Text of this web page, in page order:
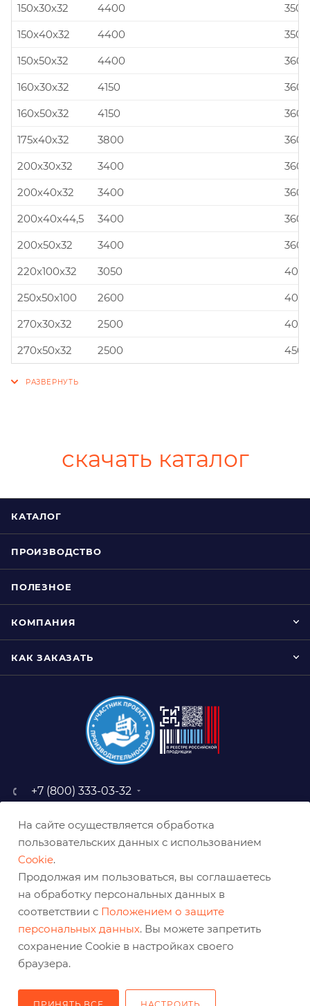
150x30x32
4400
150x40x32
4400
150x50x32
4400
160x30x32
4150
160x50x32
4150
175x40x32
3800
200x30x32
3400
200x40x32
3400
200x40x44,5
3400
200x50x32
3400
220x100x32
3050
250x50x100
2600
270x30x32
2500
270x50x32
2500
скачать каталог
КАТАЛОГ
ПРОИЗВОДСТВО
ПОЛЕЗНОЕ
КОМПАНИЯ
КАК ЗАКАЗАТЬ
+7 (800) 333-03-32
baz@belabraziv.ru
308009, Россия, г. Белгород,
На сайте осуществляется обработка
пользовательских данных с использованием
Cookie.
Продолжая им пользоваться, вы соглашаетесь
на обработку персональных данных в
соответствии с Положением о защите
персональных данных. Вы можете запретить
сохранение Cookie в настройках своего
браузера.